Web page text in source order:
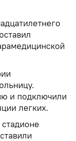
и подключили
легких.